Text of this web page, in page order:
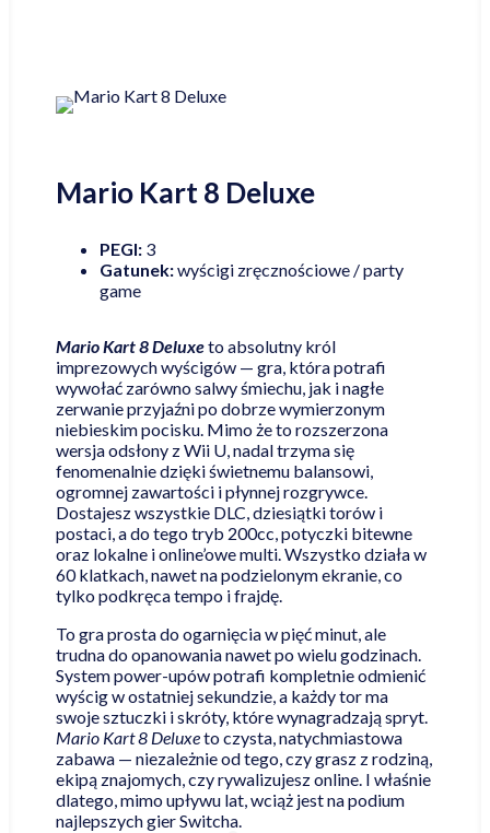
Mario Kart 8 Deluxe
PEGI: 3
Gatunek:wyścigi zręcznościowe / party
game
Mario Kart 8 Deluxeto absolutny król
imprezowych wyścigów — gra, która potrafi
wywołać zarówno salwy śmiechu, jak i nagłe
zerwanie przyjaźni po dobrze wymierzonym
niebieskim pocisku. Mimo że to rozszerzona
wersja odsłony z Wii U, nadal trzyma się
fenomenalnie dzięki świetnemu balansowi,
ogromnej zawartości i płynnej rozgrywce.
Dostajesz wszystkie DLC, dziesiątki torów i
postaci, a do tego tryb 200cc, potyczki bitewne
oraz lokalne i online’owe multi. Wszystko działa w
60 klatkach, nawet na podzielonym ekranie, co
tylko podkręca tempo i frajdę.
To gra prosta do ogarnięcia w pięć minut, ale
trudna do opanowania nawet po wielu godzinach.
System power-upów potrafi kompletnie odmienić
wyścig w ostatniej sekundzie, a każdy tor ma
swoje sztuczki i skróty, które wynagradzają spryt.
Mario Kart 8 Deluxeto czysta, natychmiastowa
zabawa — niezależnie od tego, czy grasz z rodziną,
ekipą znajomych, czy rywalizujesz online. I właśnie
dlatego, mimo upływu lat, wciąż jest na podium
najlepszych gier Switcha.